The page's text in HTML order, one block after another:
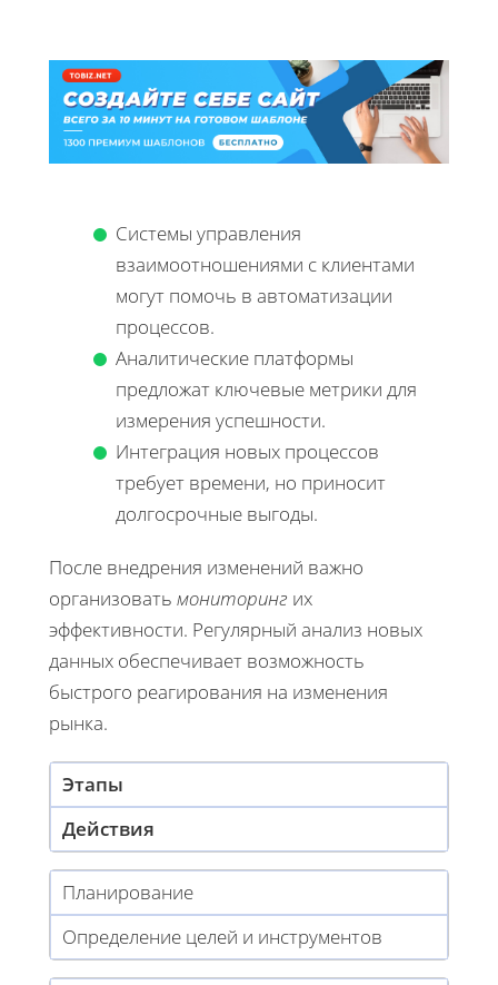
Системы управления
взаимоотношениями с клиентами
могут помочь в автоматизации
процессов.
Аналитические платформы
предложат ключевые метрики для
измерения успешности.
Интеграция новых процессов
требует времени, но приносит
долгосрочные выгоды.
После внедрения изменений важно
организовать мониторинг их
эффективности. Регулярный анализ новых
данных обеспечивает возможность
быстрого реагирования на изменения
рынка.
Этапы
Действия
Планирование
Определение целей и инструментов